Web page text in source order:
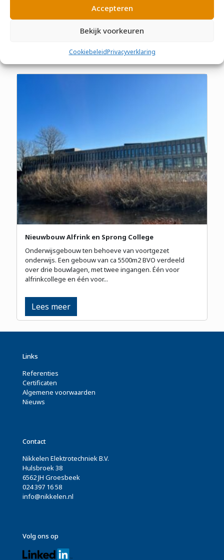
Accepteren
Bekijk voorkeuren
CookiebeleidPrivacyverklaring
muzieklokalen, bibliotheek, theater (podium), huiskamer
en kantoren.
Lees meer
Nieuwbouw Alfrink en Sprong College
Onderwijsgebouw ten behoeve van voortgezet
onderwijs. Een gebouw van ca 5500m2 BVO verdeeld
over drie bouwlagen, met twee ingangen. Één voor
alfrinkcollege en één voor...
Lees meer
Links
Referenties
Certificaten
Algemene voorwaarden
Nieuws
Contact
Nikkelen Elektrotechniek B.V.
Hulsbroek 38
6562 JH Groesbeek
024 397 16 58
info@nikkelen.nl
Volg ons op